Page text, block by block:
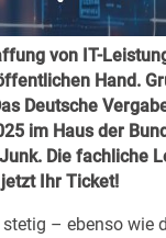
von IT-
Hand.
Deutsche
im Haus der
Die fachliche
Ihr Ticket!
– ebenso wie